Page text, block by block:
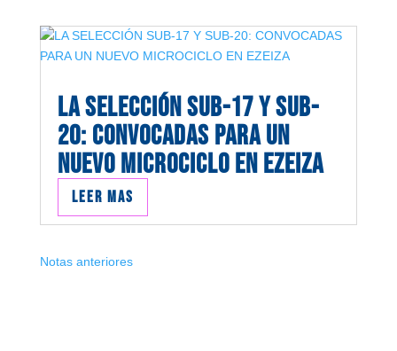
LA SELECCIÓN SUB-17 Y SUB-
20: CONVOCADAS PARA UN
NUEVO MICROCICLO EN EZEIZA
Leer mas
Notas anteriores